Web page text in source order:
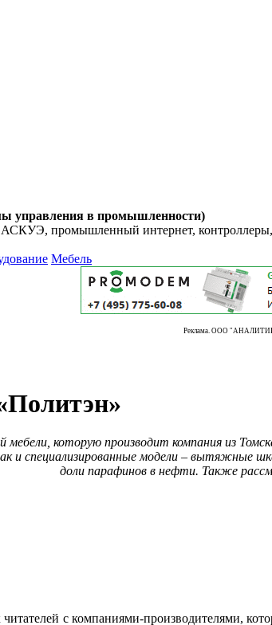
управления в промышленности)
промышленный интернет, контроллеры,
Мебель
Реклама. ООО
мебели, которую производит компания из
и специализированные модели – вытяжные
доли парафинов в нефти. Также
с ком­па­ния­ми-производителями,